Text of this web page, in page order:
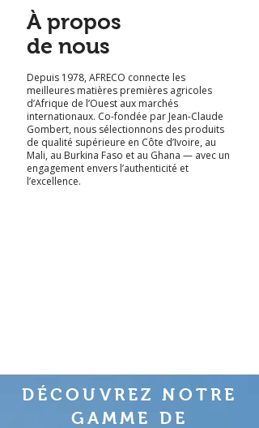
À propos
de nous
Depuis 1978, AFRECO connecte les
meilleures matières premières agricoles
d’Afrique de l’Ouest aux marchés
internationaux. Co-fondée par Jean-Claude
Gombert, nous sélectionnons des produits
de qualité supérieure en Côte d’Ivoire, au
Mali, au Burkina Faso et au Ghana — avec un
engagement envers l’authenticité et
l’excellence.
DÉCOUVREZ NOTRE
GAMME DE